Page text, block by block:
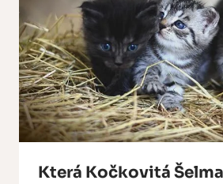
Která Kočkovitá